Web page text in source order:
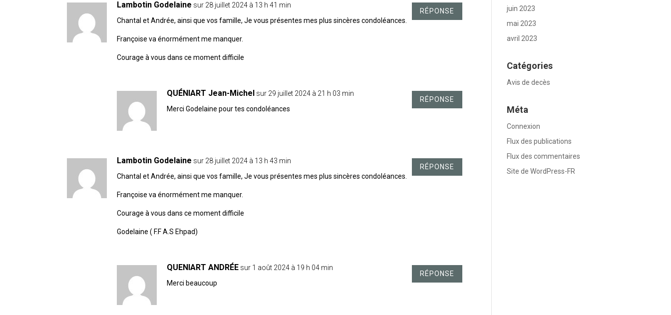
Lambotin Godelaine sur 28 juillet 2024 à 13 h 41 min
Chantal et Andrée, ainsi que vos famille, Je vous présentes mes plus sincères condoléances.
Françoise va énormément me manquer.
Courage à vous dans ce moment difficile
RÉPONSE
QUÉNIART Jean-Michel sur 29 juillet 2024 à 21 h 03 min
Merci Godelaine pour tes condoléances
RÉPONSE
Lambotin Godelaine sur 28 juillet 2024 à 13 h 43 min
Chantal et Andrée, ainsi que vos famille, Je vous présentes mes plus sincères condoléances.
Françoise va énormément me manquer.
Courage à vous dans ce moment difficile
Godelaine ( F.F A.S Ehpad)
RÉPONSE
QUENIART ANDRÉE sur 1 août 2024 à 19 h 04 min
Merci beaucoup
RÉPONSE
juin 2023
mai 2023
avril 2023
Catégories
Avis de decès
Méta
Connexion
Flux des publications
Flux des commentaires
Site de WordPress-FR